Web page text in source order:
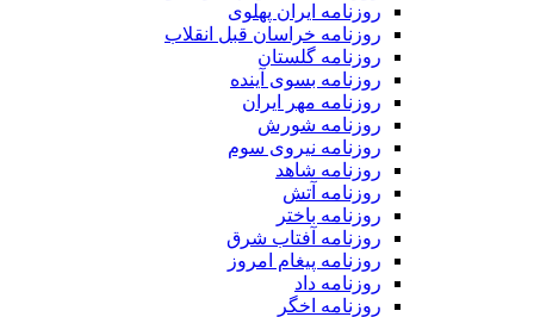
روزنامه ایران پهلوی
روزنامه خراسان قبل انقلاب
روزنامه گلستان
روزنامه بسوی آینده
روزنامه مهر ایران
روزنامه شورش
روزنامه نیروی سوم
روزنامه شاهد
روزنامه آتش
روزنامه باختر
روزنامه آفتاب شرق
روزنامه پیغام امروز
روزنامه داد
روزنامه اخگر